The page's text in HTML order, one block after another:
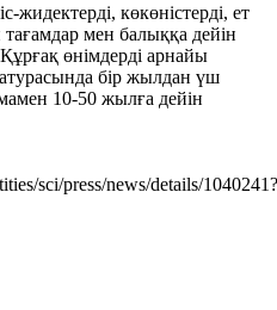
көкөністерді, ет
тағамдар мен балыққа дейін
өнімдерді арнайы
бір жылдан үш
10-50 жылға дейін
sci/press/news/details/1040241?